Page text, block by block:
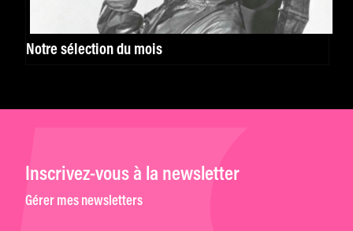
Notre sélection du mois
Inscrivez-vous à la newsletter
Gérer mes newsletters